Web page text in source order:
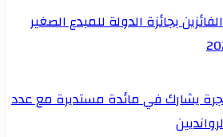
بجائزة الدولة للمبدع الصغير
يشارك في مائدة مستديرة مع عدد